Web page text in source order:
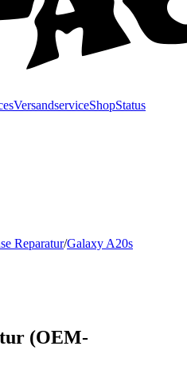
VersandserviceShopStatus
Reparatur/Galaxy A20s
(OEM-